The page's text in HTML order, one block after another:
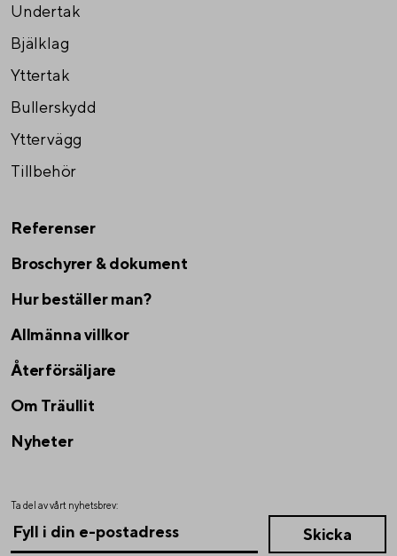
Undertak
Bjälklag
Yttertak
Bullerskydd
Yttervägg
Tillbehör
Referenser
Broschyrer & dokument
Hur beställer man?
Allmänna villkor
Återförsäljare
Om Träullit
Nyheter
Ta del av vårt nyhetsbrev: